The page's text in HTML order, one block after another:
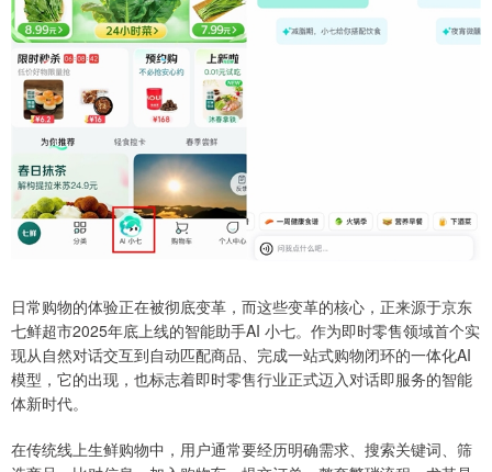
日常购物的体验正在被彻底变革，而这些变革的核心，正来源于京东
七鲜超市2025年底上线的智能助手AI 小七。作为即时零售领域首个实
现从自然对话交互到自动匹配商品、完成一站式购物闭环的一体化AI
模型，它的出现，也标志着即时零售行业正式迈入对话即服务的智能
体新时代。
在传统线上生鲜购物中，用户通常要经历明确需求、搜索关键词、筛